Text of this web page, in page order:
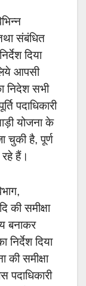
संबंधित
दिया
आपसी
निदेश सभी
पदाधिकारी
योजना के
चुकी है, पूर्ण
रहे हैं।
की समीक्षा
बनाकर
दिया
समीक्षा